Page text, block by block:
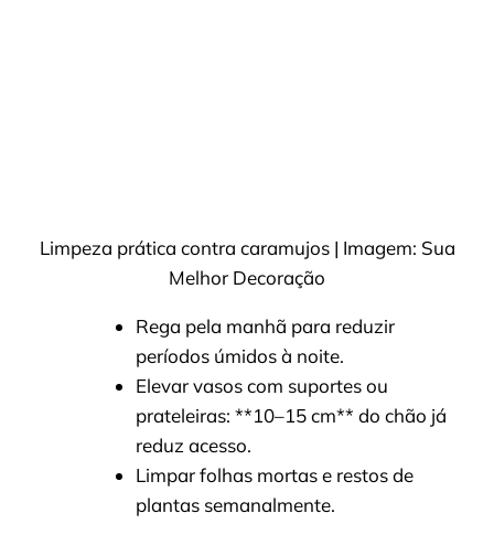
Limpeza prática contra caramujos | Imagem: Sua
Melhor Decoração
Rega pela manhã para reduzir
períodos úmidos à noite.
Elevar vasos com suportes ou
prateleiras: **10–15 cm** do chão já
reduz acesso.
Limpar folhas mortas e restos de
plantas semanalmente.